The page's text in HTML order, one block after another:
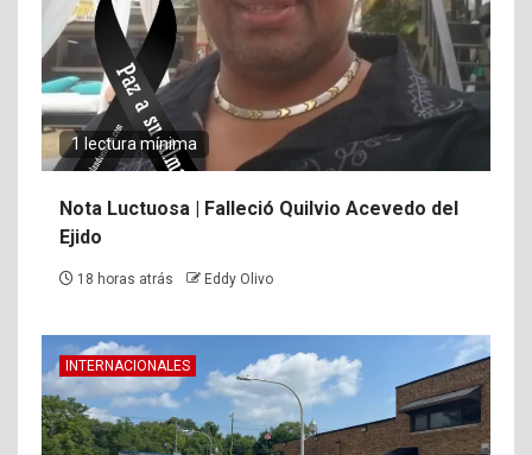
1 lectura mínima
Nota Luctuosa | Falleció Quilvio Acevedo del
Ejido
18 horas atrás Eddy Olivo
INTERNACIONALES